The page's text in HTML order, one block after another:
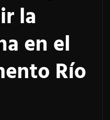
la
en el
Río